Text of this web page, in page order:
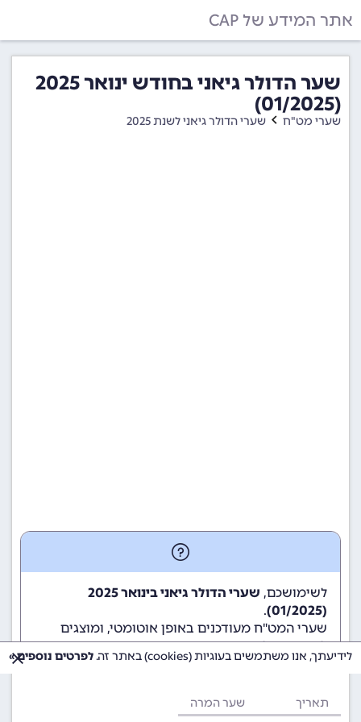
אתר המידע של CAP
שער הדולר גיאני בחודש ינואר 2025
(01/2025)
שערי מט"ח שערי הדולר גיאני לשנת 2025
לשימושכם,
שערי הדולר גיאני בינואר 2025
(01/2025)
.
שערי המט"ח מעודכנים באופן אוטומטי, ומוצגים
לשימוש גולשי ומשתמשי האתר.
תאריך שער המרה
לידיעתך, אנו משתמשים בעוגיות (cookies) באתר זה. לפרטים נוספים »